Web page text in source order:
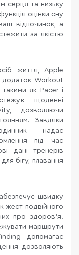
серця та низьку
оцінки сну
відпочинок, а
за якістю
життя, Apple
додаток Workout
такими як Pacer і
щоденні
дозволяючи
Завдяки
надає
під час
дані тренерів
бігу, плавання
швидку
жест подвійного
про здоров’я.
маршрути
допомагає
дозволяють